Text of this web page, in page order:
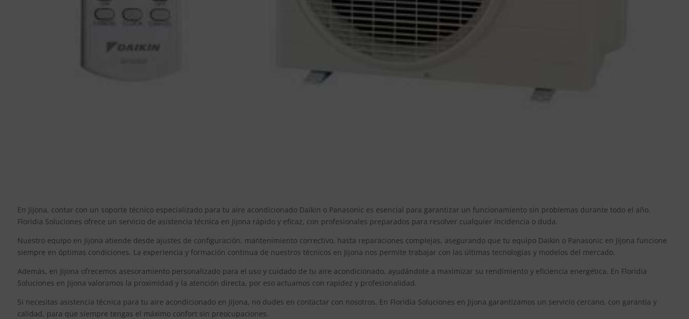
En Jijona, contar con un soporte técnico especializado para tu aire acondicionado Daikin o Panasonic es esencial para garantizar un funcionamiento sin problemas durante todo el año.
Floridia Soluciones ofrece un servicio de asistencia técnica en Jijona rápido y eficaz, con profesionales preparados para resolver cualquier incidencia o duda.
Nuestro equipo en Jijona atiende desde ajustes de configuración, mantenimiento correctivo, hasta reparaciones complejas, asegurando que tu equipo Daikin o Panasonic en Jijona funcione
siempre en óptimas condiciones. La experiencia y formación continua de nuestros técnicos en Jijona nos permite trabajar con las últimas tecnologías y modelos del mercado.
Además, en Jijona ofrecemos asesoramiento personalizado para el uso y cuidado de tu aire acondicionado, ayudándote a maximizar su rendimiento y eficiencia energética. En Floridia
Soluciones en Jijona valoramos la proximidad y la atención directa, por eso actuamos con rapidez y profesionalidad.
Si necesitas asistencia técnica para tu aire acondicionado en Jijona, no dudes en contactar con nosotros. En Floridia Soluciones en Jijona garantizamos un servicio cercano, con garantía y
calidad, para que siempre tengas el máximo confort sin preocupaciones.